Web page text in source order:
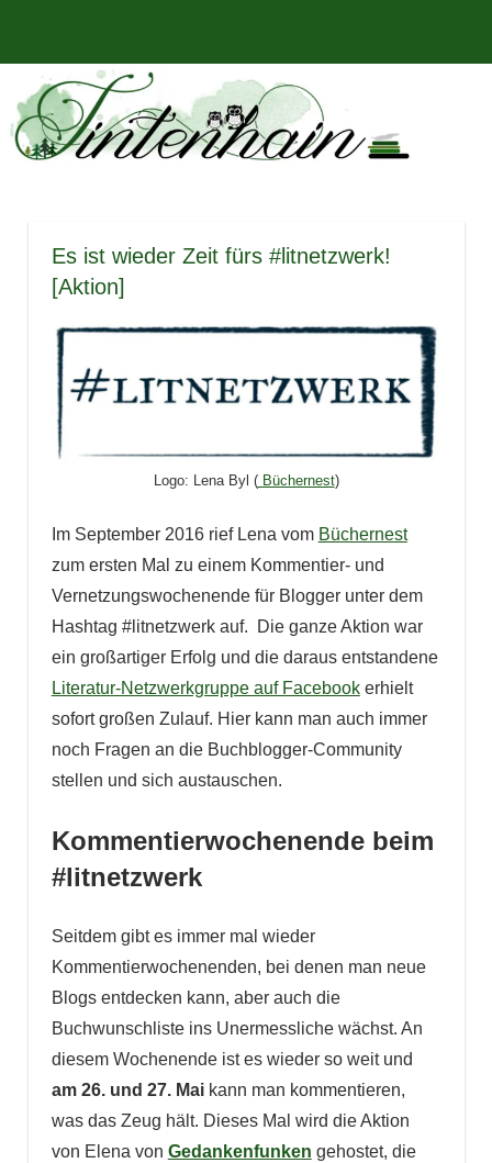
springen
Tintenhain
–
Der
Rezensionen
und
mehr
Es ist wieder Zeit fürs #litnetzwerk!
[Aktion]
Logo: Lena Byl (Büchernest)
Im September 2016 rief Lena vom Büchernest
zum ersten Mal zu einem Kommentier- und
Vernetzungswochenende für Blogger unter dem
Hashtag #litnetzwerk auf. Die ganze Aktion war
ein großartiger Erfolg und die daraus entstandene
Literatur-Netzwerkgruppe auf Facebookerhielt
sofort großen Zulauf. Hier kann man auch immer
noch Fragen an die Buchblogger-Community
stellen und sich austauschen.
Kommentierwochenende beim
#litnetzwerk
Seitdem gibt es immer mal wieder
Kommentierwochenenden, bei denen man neue
Blogs entdecken kann, aber auch die
Buchwunschliste ins Unermessliche wächst. An
diesem Wochenende ist es wieder so weit und
am 26. und 27. Maikann man kommentieren,
was das Zeug hält. Dieses Mal wird die Aktion
von Elena von Gedankenfunken gehostet, die